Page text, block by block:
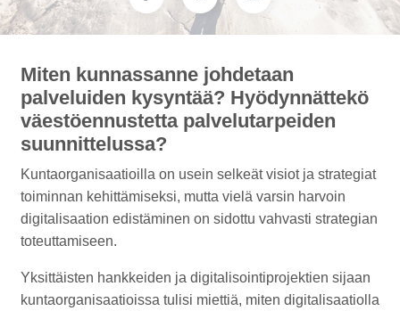
Miten kunnassanne johdetaan
palveluiden kysyntää? Hyödynnättekö
väestöennustetta palvelutarpeiden
suunnittelussa?
Kuntaorganisaatioilla on usein selkeät visiot ja strategiat
toiminnan kehittämiseksi, mutta vielä varsin harvoin
digitalisaation edistäminen on sidottu vahvasti strategian
toteuttamiseen.
Yksittäisten hankkeiden ja digitalisointiprojektien sijaan
kuntaorganisaatioissa tulisi miettiä, miten digitalisaatiolla